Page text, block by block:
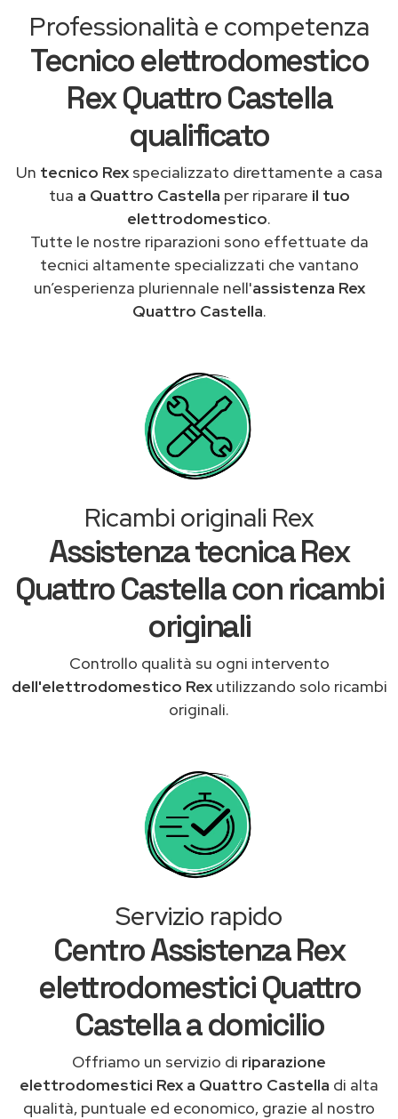
Professionalità e competenza
Tecnico elettrodomestico
Rex Quattro Castella
qualificato
Un tecnico Rexspecializzato direttamente a casa
tua a Quattro Castella per riparare il tuo
elettrodomestico.
Tutte le nostre riparazioni sono effettuate da
tecnici altamente specializzati che vantano
un’esperienza pluriennale nell'assistenza Rex
Quattro Castella.
Ricambi originali Rex
Assistenza tecnica Rex
Quattro Castella con ricambi
originali
Controllo qualità su ogni intervento
dell'elettrodomestico Rexutilizzando solo ricambi
originali.
Servizio rapido
Centro Assistenza Rex
elettrodomestici Quattro
Castella a domicilio
Offriamo un servizio di riparazione
elettrodomestici Rex a Quattro Castella di alta
qualità, puntuale ed economico, grazie al nostro